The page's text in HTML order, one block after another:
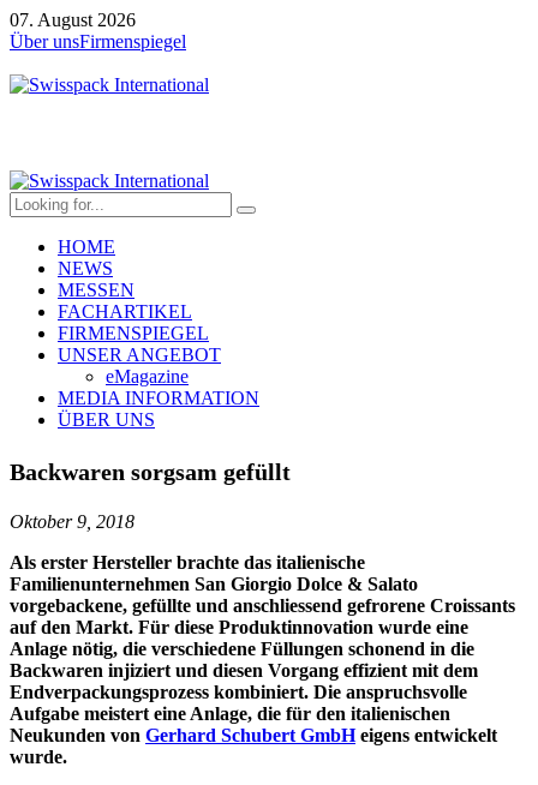
07. August 2026
Über unsFirmenspiegel
HOME
NEWS
MESSEN
FACHARTIKEL
FIRMENSPIEGEL
UNSER ANGEBOT
eMagazine
MEDIA INFORMATION
ÜBER UNS
Backwaren sorgsam gefüllt
Oktober 9, 2018
Als erster Hersteller brachte das italienische
Familienunternehmen San Giorgio Dolce & Salato
vorgebackene, gefüllte und anschliessend gefrorene Croissants
auf den Markt. Für diese Produktinnovation wurde eine
Anlage nötig, die verschiedene Füllungen schonend in die
Backwaren injiziert und diesen Vorgang effizient mit dem
Endverpackungsprozess kombiniert. Die anspruchsvolle
Aufgabe meistert eine Anlage, die für den italienischen
Neukunden von Gerhard Schubert GmbH eigens entwickelt
wurde.